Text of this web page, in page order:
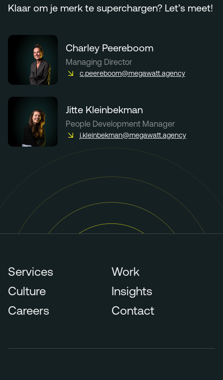
Klaar om je merk te superchargen? Let’s meet!
Charley Peereboom
Managing Director
c.peereboom@megawatt.agency
Jitte Kleinbekman
People Development Manager
j.kleinbekman@megawatt.agency
Services
Work
Culture
Insights
Careers
Contact